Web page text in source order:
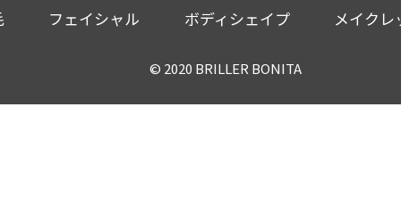
フェイシャル ボディシェイプ メイクレ
© 2020 BRILLER BONITA